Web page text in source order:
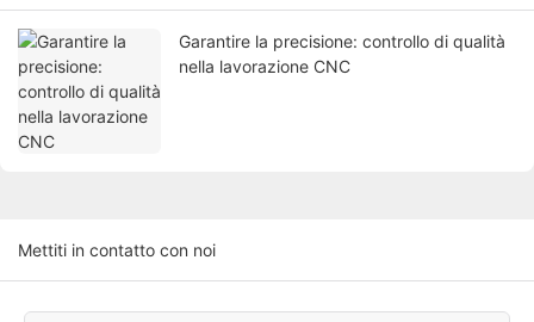
Garantire la precisione: controllo di qualità
nella lavorazione CNC
Mettiti in contatto con noi